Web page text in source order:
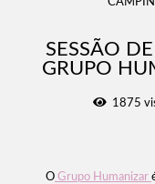
SESSÃO
GRUPO
1875
O Grupo Humanizar